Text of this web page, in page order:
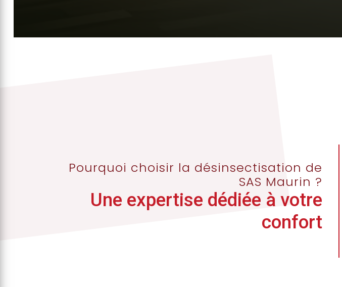
Pourquoi choisir la désinsectisation de
SAS Maurin ?
Une expertise dédiée à votre
confort